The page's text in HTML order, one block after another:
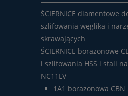
ŚCIERNICE diamentowe
szlifowania węglika i
skrawających
ŚCIERNICE borazonowe
i szlifowania HSS i stali
NC11LV
1A1 borazonowa CBN